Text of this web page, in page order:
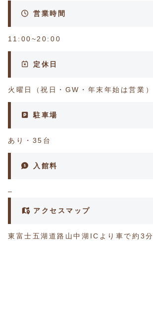
営業時間
11:00~20:00
定休日
火曜日（祝日・GW・年末年始は営業）
駐車場
あり・35台
入館料
–
アクセスマップ
東富士五湖道路山中湖ICより車で約3分